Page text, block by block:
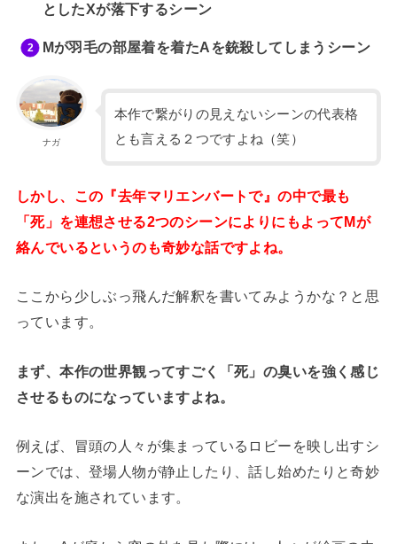
としたXが落下するシーン
Mが羽毛の部屋着を着たAを銃殺してしまうシーン
ナガ
本作で繋がりの見えないシーンの代表格
とも言える２つですよね（笑）
しかし、この『去年マリエンバートで』の中で最も
「死」を連想させる2つのシーンによりにもよってMが
絡んでいるというのも奇妙な話ですよね。
ここから少しぶっ飛んだ解釈を書いてみようかな？と思
っています。
まず、本作の世界観ってすごく「死」の臭いを強く感じ
させるものになっていますよね。
例えば、冒頭の人々が集まっているロビーを映し出すシ
ーンでは、登場人物が静止したり、話し始めたりと奇妙
な演出を施されています。